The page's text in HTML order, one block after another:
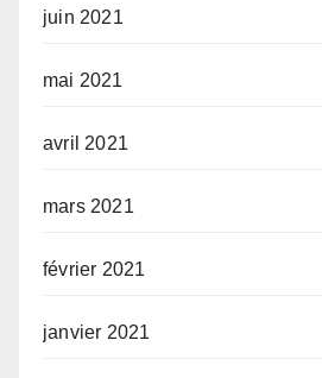
juin 2021
mai 2021
avril 2021
mars 2021
février 2021
janvier 2021